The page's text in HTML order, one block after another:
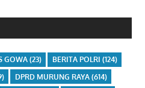
GOWA(23) BERITA POLRI (124)
DPRD MURUNG RAYA(614)